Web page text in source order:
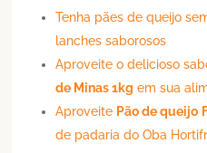
Tenha pães de queijo
lanches saborosos
Aproveite o delicioso
de Minas 1kg em sua
Aproveite Pão de queijo
de padaria do Oba